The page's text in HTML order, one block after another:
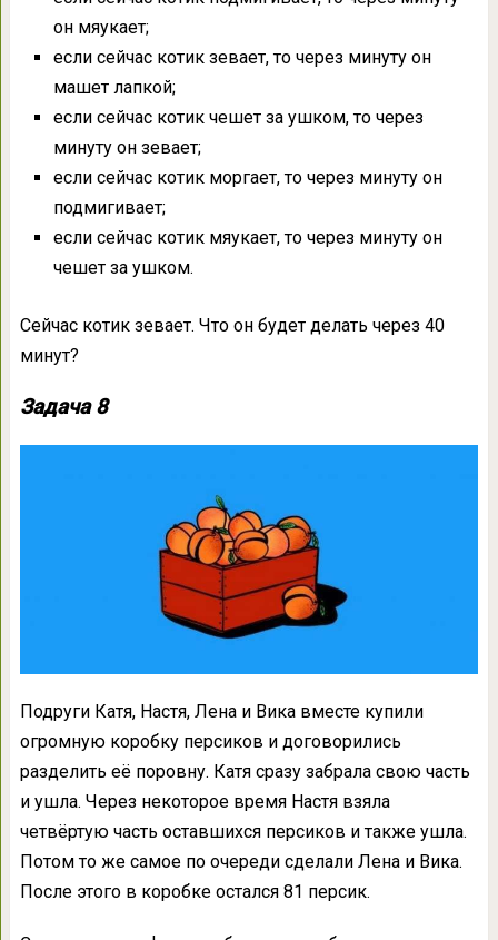
он мяукает;
если сейчас котик зевает, то через минуту он
машет лапкой;
если сейчас котик чешет за ушком, то через
минуту он зевает;
если сейчас котик моргает, то через минуту он
подмигивает;
если сейчас котик мяукает, то через минуту он
чешет за ушком.
Сейчас котик зевает. Что он будет делать через 40
минут?
Задача 8
Подруги Катя, Настя, Лена и Вика вместе купили
огромную коробку персиков и договорились
разделить её поровну. Катя сразу забрала свою часть
и ушла. Через некоторое время Настя взяла
четвёртую часть оставшихся персиков и также ушла.
Потом то же самое по очереди сделали Лена и Вика.
После этого в коробке остался 81 персик.